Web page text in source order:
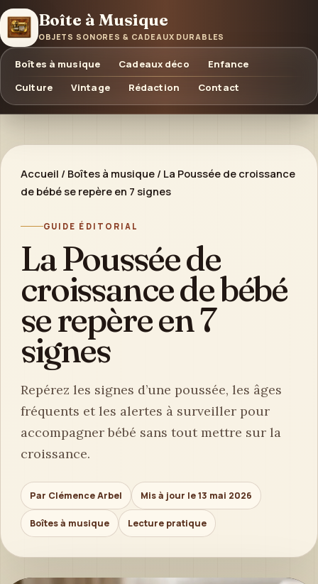
Boîte à Musique
OBJETS SONORES & CADEAUX DURABLES
Boîtes à musique Cadeaux déco
Enfance
Culture
Vintage Rédaction Contact
Accueil / Boîtes à musique / La Poussée de croissance
de bébé se repère en 7 signes
GUIDE ÉDITORIAL
La Poussée de
croissance de bébé
se repère en 7
signes
Repérez les signes d’une poussée, les âges
fréquents et les alertes à surveiller pour
accompagner bébé sans tout mettre sur la
croissance.
Par Clémence Arbel Mis à jour le 13 mai 2026
Boîtes à musique Lecture pratique